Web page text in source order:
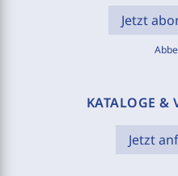
Jetzt
KATALOGE &
Jetzt